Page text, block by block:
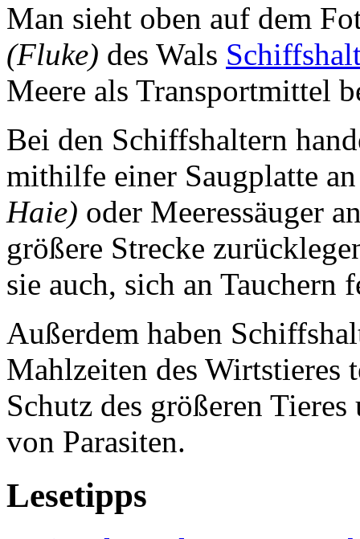
Man sieht oben auf dem
(Fluke) des Wals
Meere als Transportmittel
Bei den Schiffshaltern
mithilfe einer Saugplatte
Haie) oder Meeressäuger
größere Strecke
sie auch, sich an Tauchern
Außerdem haben
Mahlzeiten des Wirtstieres
Schutz des größeren
von Parasiten.
Lesetipps